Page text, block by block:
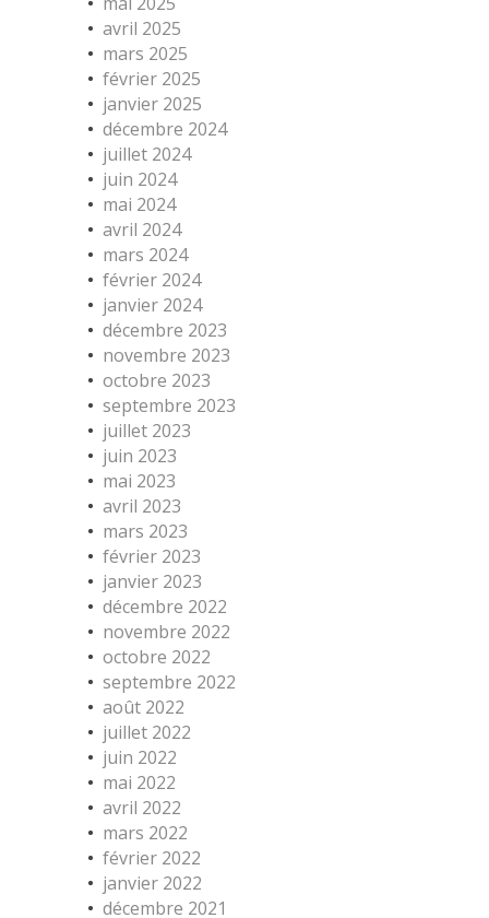
avril 2025
mars 2025
février 2025
janvier 2025
décembre 2024
juillet 2024
juin 2024
mai 2024
avril 2024
mars 2024
février 2024
janvier 2024
décembre 2023
novembre 2023
octobre 2023
septembre 2023
juillet 2023
juin 2023
mai 2023
avril 2023
mars 2023
février 2023
janvier 2023
décembre 2022
novembre 2022
octobre 2022
septembre 2022
août 2022
juillet 2022
juin 2022
mai 2022
avril 2022
mars 2022
février 2022
janvier 2022
décembre 2021